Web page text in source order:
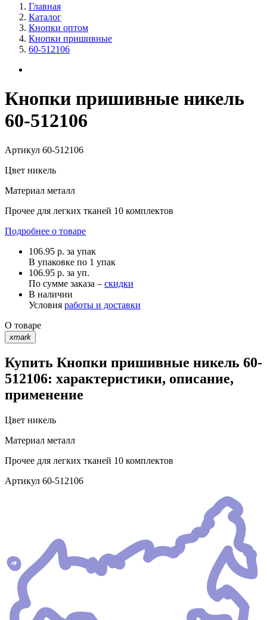
Главная
Каталог
Кнопки оптом
Кнопки пришивные
60-512106
Кнопки пришивные никель
60-512106
Артикул 60-512106
Цвет никель
Материал металл
Прочее для легких тканей 10 комплектов
Подробнее о товаре
106.95 р. за упак
В упаковке по 1 упак
106.95 р. за уп.
По сумме заказа – скидки
В наличии
Условия работы и доставки
О товаре
xmark
Купить Кнопки пришивные никель 60-
512106: характеристики, описание,
применение
Цвет никель
Материал металл
Прочее для легких тканей 10 комплектов
Артикул 60-512106